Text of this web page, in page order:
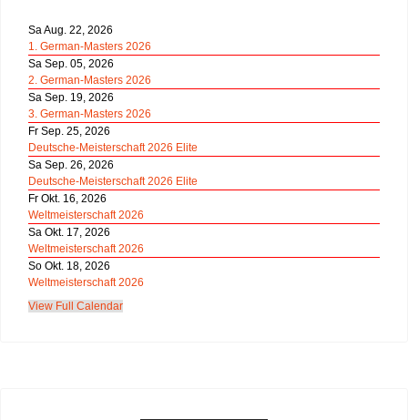
Sa Aug. 22, 2026
1. German-Masters 2026
Sa Sep. 05, 2026
2. German-Masters 2026
Sa Sep. 19, 2026
3. German-Masters 2026
Fr Sep. 25, 2026
Deutsche-Meisterschaft 2026 Elite
Sa Sep. 26, 2026
Deutsche-Meisterschaft 2026 Elite
Fr Okt. 16, 2026
Weltmeisterschaft 2026
Sa Okt. 17, 2026
Weltmeisterschaft 2026
So Okt. 18, 2026
Weltmeisterschaft 2026
View Full Calendar